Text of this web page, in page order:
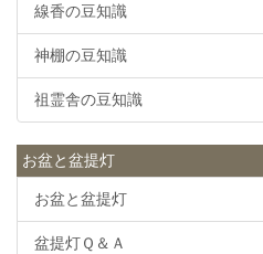
線香の豆知識
神棚の豆知識
祖霊舎の豆知識
お盆と盆提灯
お盆と盆提灯
盆提灯Ｑ＆Ａ